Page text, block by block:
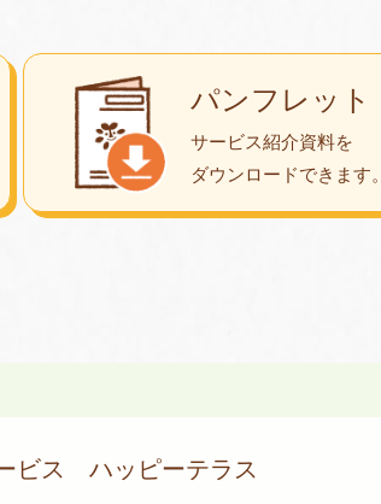
パンフレット
サービス紹介資料を
ダウンロードできます。
ビス ハッピーテラス